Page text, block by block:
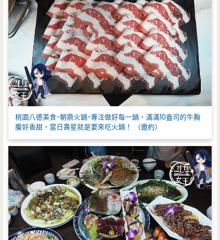
桃園八德美食-朝鼎火鍋-專注做好每一鍋，滿滿10盎司的牛胸
腹好香甜，當日壽星就是要來吃火鍋！ （邀約）